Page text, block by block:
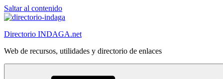
Saltar al contenido
Directorio INDAGA.net
Web de recursos, utilidades y directorio de enlaces